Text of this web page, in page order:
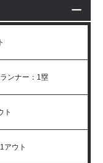
ンナー：1塁
ト
アウト